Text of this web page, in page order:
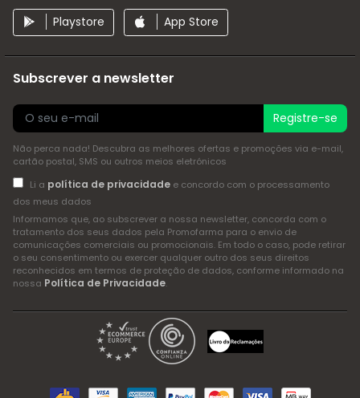
Playstore App Store
Subscrever a newsletter
Registre-se
Não perca nada! Descubra as melhores ofertas e promoções via e-mail,
cartão postal, SMS ou outros meios eletrónicos
Li a política de privacidadee concordo com o processamento
dos meus dados
Informamos que, ao subscrever a nossa newsletter, concorda com o
tratamento dos seus dados pela Promofarma para o envio de
comunicações comerciais ou promocionais. Em todo o caso, pode retirar
o seu consentimento ou exercer qualquer outro dos seus direitos
reconhecidos em termos de proteção de dados, conforme informado na
nossa Política de Privacidade.